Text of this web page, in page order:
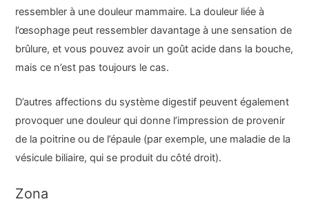
ressembler à une douleur mammaire. La douleur liée à
l’œsophage peut ressembler davantage à une sensation de
brûlure, et vous pouvez avoir un goût acide dans la bouche,
mais ce n’est pas toujours le cas.
D’autres affections du système digestif peuvent également
provoquer une douleur qui donne l’impression de provenir
de la poitrine ou de l’épaule (par exemple, une maladie de la
vésicule biliaire, qui se produit du côté droit).
Zona